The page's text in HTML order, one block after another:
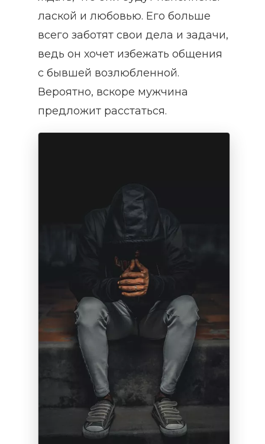
лаской и любовью. Его больше
всего заботят свои дела и задачи,
ведь он хочет избежать общения
с бывшей возлюбленной.
Вероятно, вскоре мужчина
предложит расстаться.